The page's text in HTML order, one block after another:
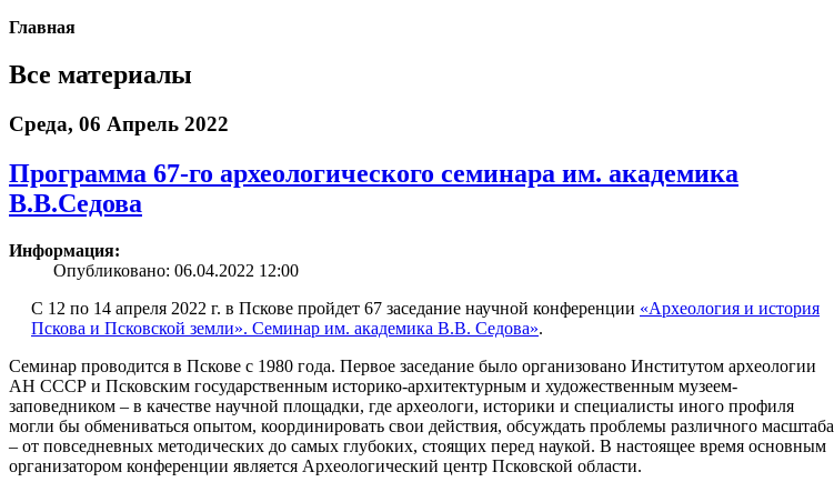
Главная
Все материалы
Среда, 06 Апрель 2022
Программа 67-го археологического семинара им. академика
В.В.Седова
Информация:
Опубликовано: 06.04.2022 12:00
С 12 по 14 апреля 2022 г. в Пскове пройдет 67 заседание научной конференции «Археология и история
Пскова и Псковской земли». Семинар им. академика В.В. Седова».
Семинар проводится в Пскове с 1980 года. Первое заседание было организовано Институтом археологии
АН СССР и Псковским государственным историко-архитектурным и художественным музеем-
заповедником – в качестве научной площадки, где археологи, историки и специалисты иного профиля
могли бы обмениваться опытом, координировать свои действия, обсуждать проблемы различного масштаба
– от повседневных методических до самых глубоких, стоящих перед наукой. В настоящее время основным
организатором конференции является Археологический центр Псковской области.